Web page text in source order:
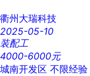
衢州大瑞科技
2025-05-10
装配工
4000-6000元
城南开发区 不限经验